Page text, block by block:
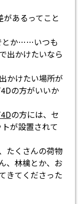
あるってこと
とか……いつも
出かけたいなら
かけたい場所が
の方がいいか
の方には、セ
が設置されて
たくさんの荷物
、林檎とか、お
きてくださった